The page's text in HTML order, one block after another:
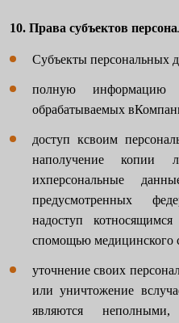
10. Права субъектов
Субъекты персональных
полную информацию
обрабатываемых
доступ ксвоим
наполучение копии
ихперсональные
предусмотренных
надоступ
спомощью медицинского
уточнение своих
или уничтожение
являются